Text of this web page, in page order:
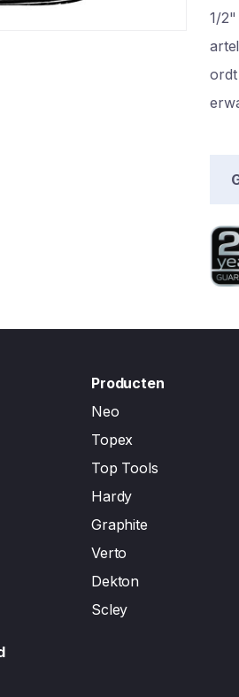
1/
ordt
Producten
Neo
Topex
Top Tools
Hardy
Graphite
Verto
Dekton
Scley